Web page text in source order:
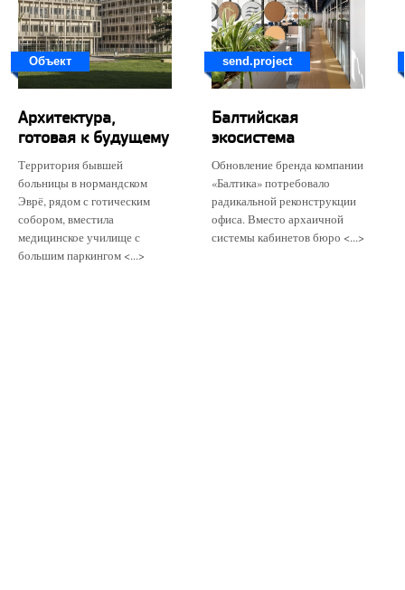
Объект
Архитектура,
готовая к будущему
Территория бывшей
больницы в нормандском
Эврё, рядом с готическим
собором, вместила
медицинское училище с
большим паркингом <...>
send.project
Балтийская
экосистема
Обновление бренда компании
«Балтика» потребовало
радикальной реконструкции
офиса. Вместо архаичной
системы кабинетов бюро <...>